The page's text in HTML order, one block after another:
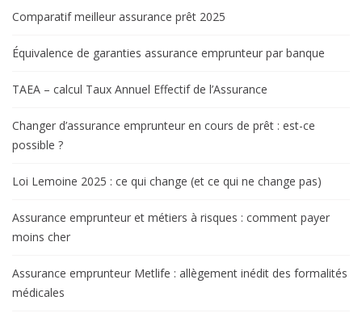
Comparatif meilleur assurance prêt 2025
Équivalence de garanties assurance emprunteur par banque
TAEA – calcul Taux Annuel Effectif de l’Assurance
Changer d’assurance emprunteur en cours de prêt : est-ce
possible ?
Loi Lemoine 2025 : ce qui change (et ce qui ne change pas)
Assurance emprunteur et métiers à risques : comment payer
moins cher
Assurance emprunteur Metlife : allègement inédit des formalités
médicales